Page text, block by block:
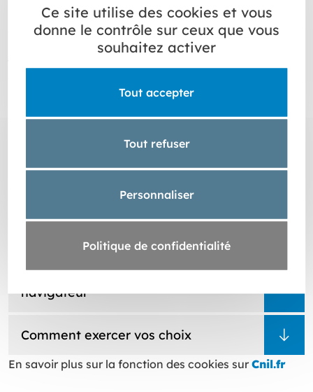
Ce site utilise des cookies et vous
donne le contrôle sur ceux que vous
souhaitez activer
Tout accepter
Tout refuser
Personnaliser
Politique de confidentialité
4. COMMENT GERER LES
Vous pouvez exercer votre choix via
»
navigateur
Comment exercer vos choix
En savoir plus sur la fonction des cookies sur Cnil.fr